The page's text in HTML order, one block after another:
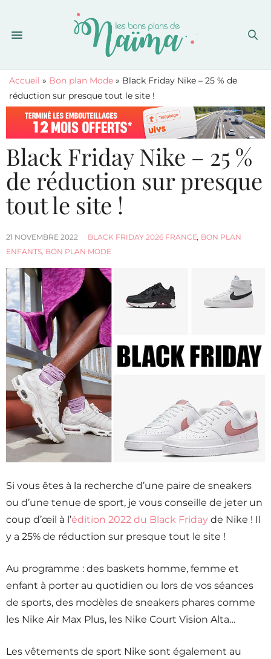
Accueil » Bon plan Mode » Black Friday Nike – 25 % de
réduction sur presque tout le site !
Black Friday Nike – 25 %
de réduction sur presque
tout le site !
21 NOVEMBRE 2022 BLACK FRIDAY 2026 FRANCE, BON PLAN
ENFANTS, BON PLAN MODE
Si vous êtes à la recherche d’une paire de sneakers
ou d’une tenue de sport, je vous conseille de jeter un
coup d’œil à l’édition 2022 du Black Friday de Nike ! Il
y a 25% de réduction sur presque tout le site !
Au programme : des baskets homme, femme et
enfant à porter au quotidien ou lors de vos séances
de sports, des modèles de sneakers phares comme
les Nike Air Max Plus, les Nike Court Vision Alta…
Les vêtements de sport Nike sont également au